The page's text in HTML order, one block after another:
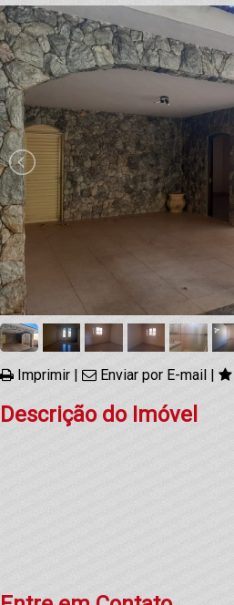
Imprimir | Enviar por E-mail |
Descrição do Imóvel